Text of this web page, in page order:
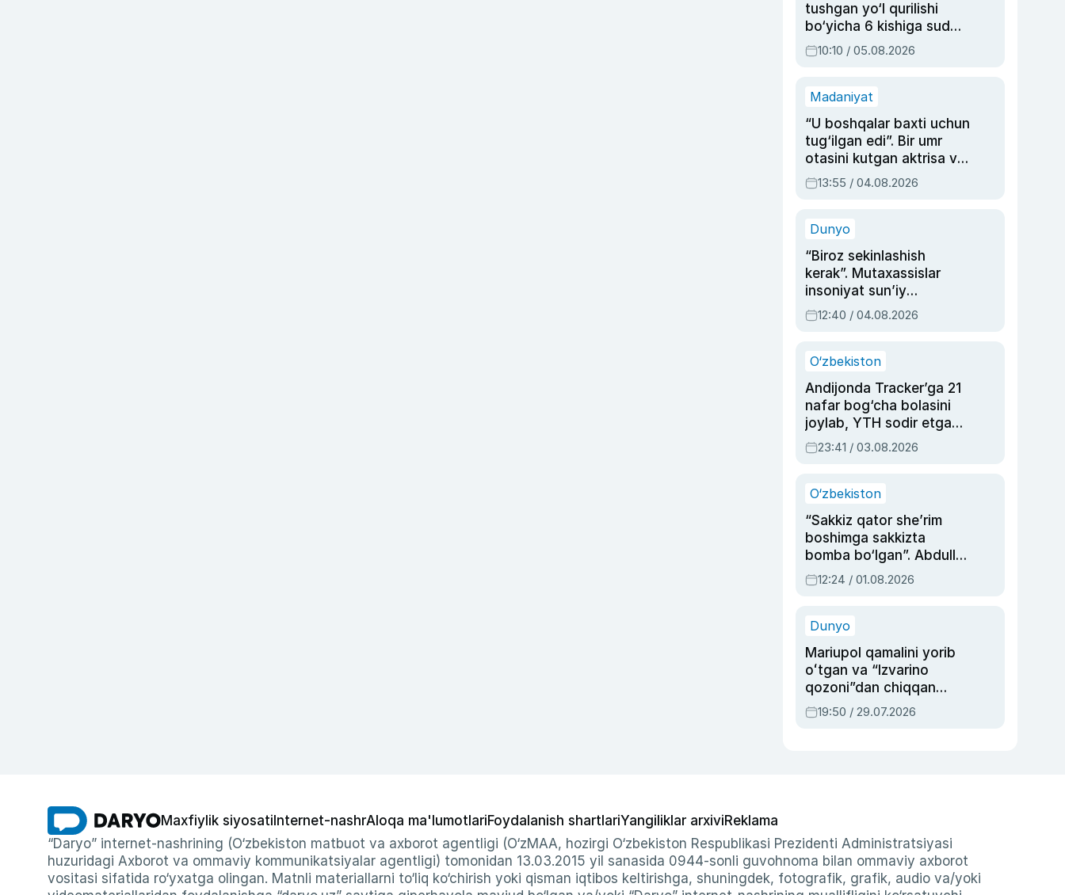
tushgan yo‘l qurilishi
bo‘yicha 6 kishiga sud
hukmi o‘qildi
10:10 / 05.08.2026
Madaniyat
“U boshqalar baxti uchun
tug‘ilgan edi”. Bir umr
otasini kutgan aktrisa va
dublyaj ustasi Rimma
Ahmedovaning
13:55 / 04.08.2026
Dunyo
“Biroz sekinlashish
kerak”. Mutaxassislar
insoniyat sun’iy
intellektni boshqara
olmay qolishidan xavotir
12:40 / 04.08.2026
O‘zbekiston
Andijonda Tracker’ga 21
nafar bog‘cha bolasini
joylab, YTH sodir etgan
ayolga sud hukmi o‘qildi
23:41 / 03.08.2026
O‘zbekiston
“Sakkiz qator she’rim
boshimga sakkizta
bomba bo‘lgan”. Abdulla
Oripovni siyosiy
ayblovlardan asrab
12:24 / 01.08.2026
Dunyo
Mariupol qamalini yorib
oʻtgan va “Izvarino
qozoni”dan chiqqan
qahramon — Ukraina
armiyasi bosh
19:50 / 29.07.2026
Maxfiylik siyosati Internet-nashrAloqa ma'lumotlariFoydalanish shartlariYangiliklar arxiviReklama
“Daryo” internet-nashrining (O‘zbekiston matbuot va axborot agentligi (O‘zMAA, hozirgi O‘zbekiston Respublikasi Prezidenti Administratsiyasi
huzuridagi Axborot va ommaviy kommunikatsiyalar agentligi) tomonidan 13.03.2015 yil sanasida 0944-sonli guvohnoma bilan ommaviy axborot
vositasi sifatida ro‘yxatga olingan. Matnli materiallarni to‘liq ko‘chirish yoki qisman iqtibos keltirishga, shuningdek, fotografik, grafik, audio va/yoki